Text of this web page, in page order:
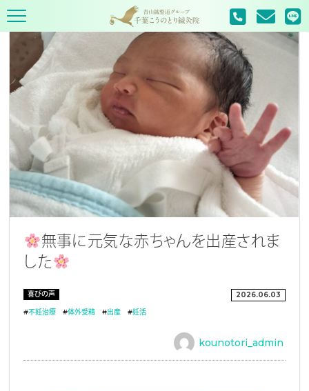
TOP
無事に元気な赤ちゃんを出産されま
した
喜びの声
#不妊治療 #体外受精 #出産 #妊活
2026.06.03
kounotori_admin